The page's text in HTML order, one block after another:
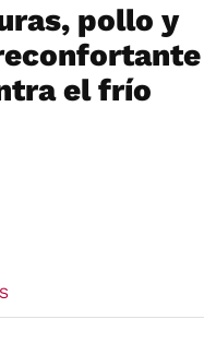
pollo y
el frío